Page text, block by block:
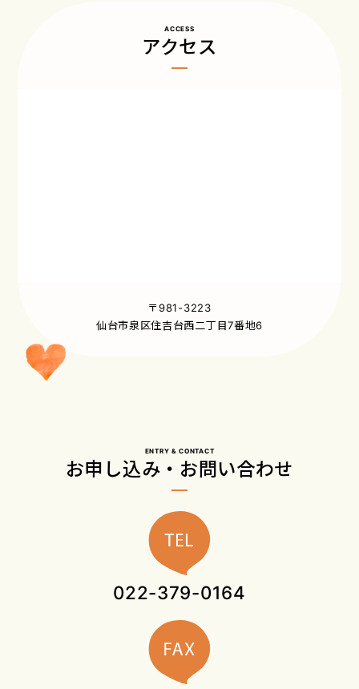
ACCESS
アクセス
〒981-3223
仙台市泉区住吉台西二丁目7番地6
ENTRY & CONTACT
お申し込み・お問い合わせ
022-379-0164